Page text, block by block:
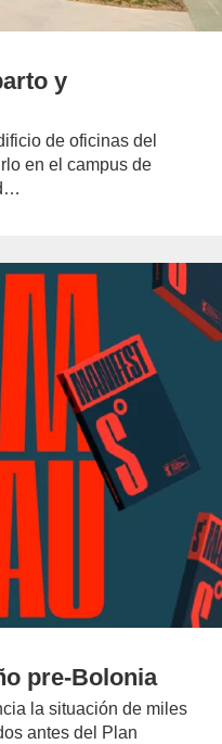
y
de oficinas del
en el campus de
pre-Bolonia
la situación de miles
antes del Plan